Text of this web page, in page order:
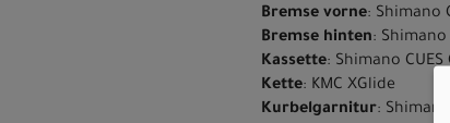
Bremse vorne: Shimano
Bremse hinten: Shimano
Kassette: Shimano CUES
Kette: KMC XGlide
Kurbelgarnitur: Shimano